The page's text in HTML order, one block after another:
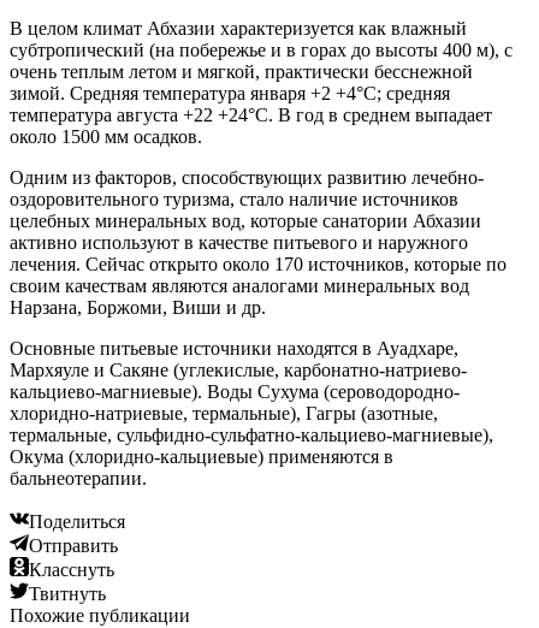
В целом климат Абхазии характеризуется как влажный
субтропический (на побережье и в горах до высоты 400 м), с
очень теплым летом и мягкой, практически бесснежной
зимой. Средняя температура января +2 +4°C; средняя
температура августа +22 +24°C. В год в среднем выпадает
около 1500 мм осадков.
Одним из факторов, способствующих развитию лечебно-
оздоровительного туризма, стало наличие источников
целебных минеральных вод, которые санатории Абхазии
активно используют в качестве питьевого и наружного
лечения. Сейчас открыто около 170 источников, которые по
своим качествам являются аналогами минеральных вод
Нарзана, Боржоми, Виши и др.
Основные питьевые источники находятся в Ауадхаре,
Мархяуле и Сакяне (углекислые, карбонатно-натриево-
кальциево-магниевые). Воды Сухума (сероводородно-
хлоридно-натриевые, термальные), Гагры (азотные,
термальные, сульфидно-сульфатно-кальциево-магниевые),
Окума (хлоридно-кальциевые) применяются в
бальнеотерапии.
Поделиться
Отправить
Класснуть
Твитнуть
Похожие публикации